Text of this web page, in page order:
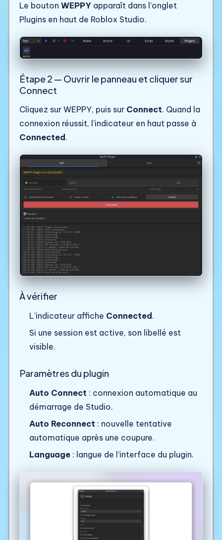
Le bouton WEPPY apparaît dans l’onglet
Plugins en haut de Roblox Studio.
Étape 2 — Ouvrir le panneau et cliquer sur
Connect
Cliquez sur WEPPY, puis sur Connect. Quand la
connexion réussit, l’indicateur en haut passe à
Connected .
À vérifier
L’indicateur affiche Connected.
Si une session est active, son libellé est
visible.
Paramètres du plugin
Auto Connect : connexion automatique au
démarrage de Studio.
Auto Reconnect : nouvelle tentative
automatique après une coupure.
Language : langue de l’interface du plugin.